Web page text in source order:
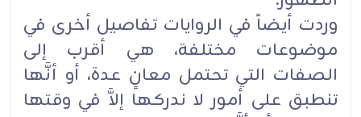
وردت أيضاً في الروايات تفاصيل أخرى في
موضوعات مختلفة، هي أقرب إلى
الصفات التي تحتمل معانٍ عدة، أو أنَّها
تنطبق على أمور لا ندركها إلاَّ في وقتها